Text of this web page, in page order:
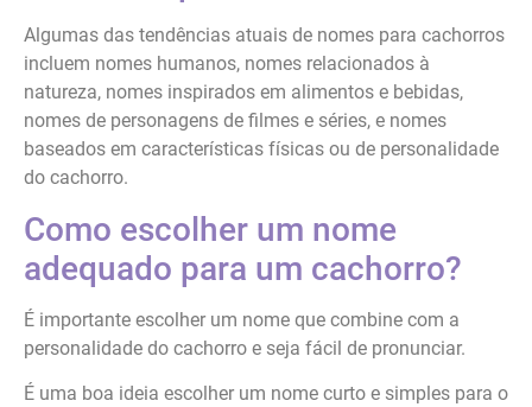
Algumas das tendências atuais de nomes para cachorros
incluem nomes humanos, nomes relacionados à
natureza, nomes inspirados em alimentos e bebidas,
nomes de personagens de filmes e séries, e nomes
baseados em características físicas ou de personalidade
do cachorro.
Como escolher um nome
adequado para um cachorro?
É importante escolher um nome que combine com a
personalidade do cachorro e seja fácil de pronunciar.
É uma boa ideia escolher um nome curto e simples para o